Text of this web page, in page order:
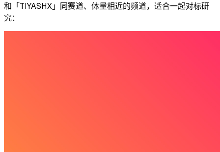
和「TIYASHX」同赛道、体量相近的频道，适合一起对标研
究：